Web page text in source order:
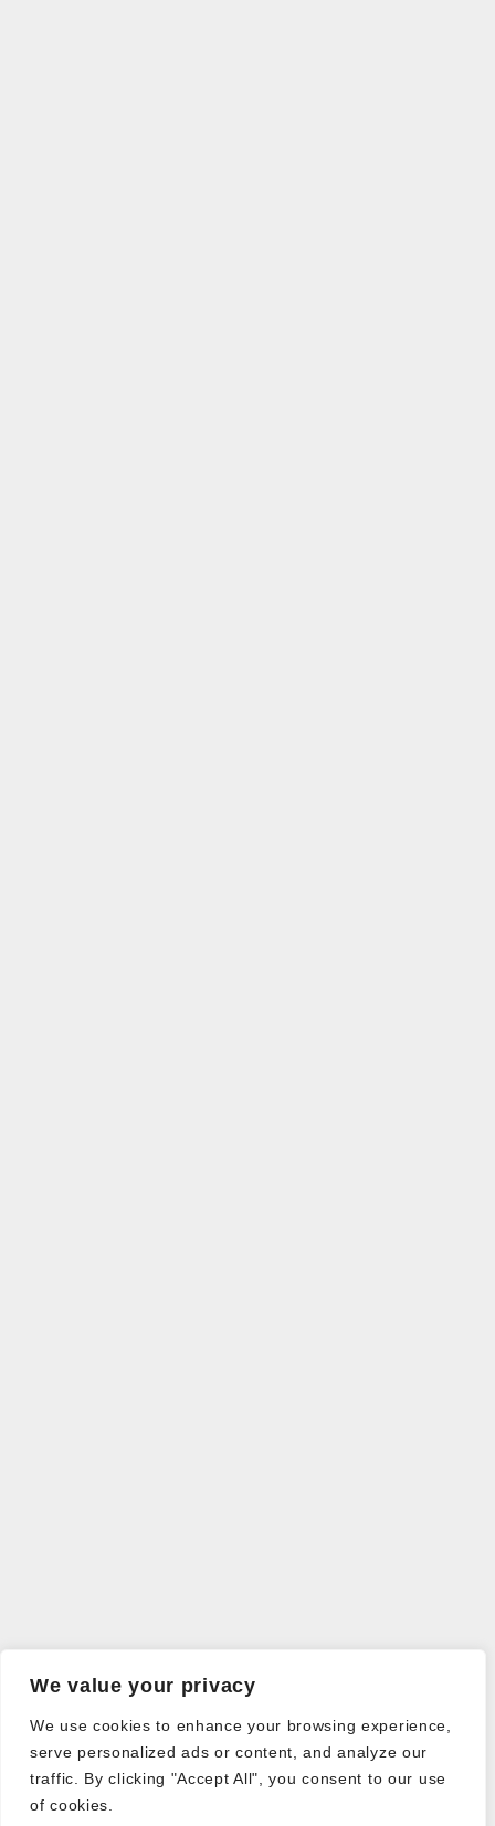
We value your privacy
We use cookies to enhance your browsing experience,
serve personalized ads or content, and analyze our
traffic. By clicking "Accept All", you consent to our use
of cookies.